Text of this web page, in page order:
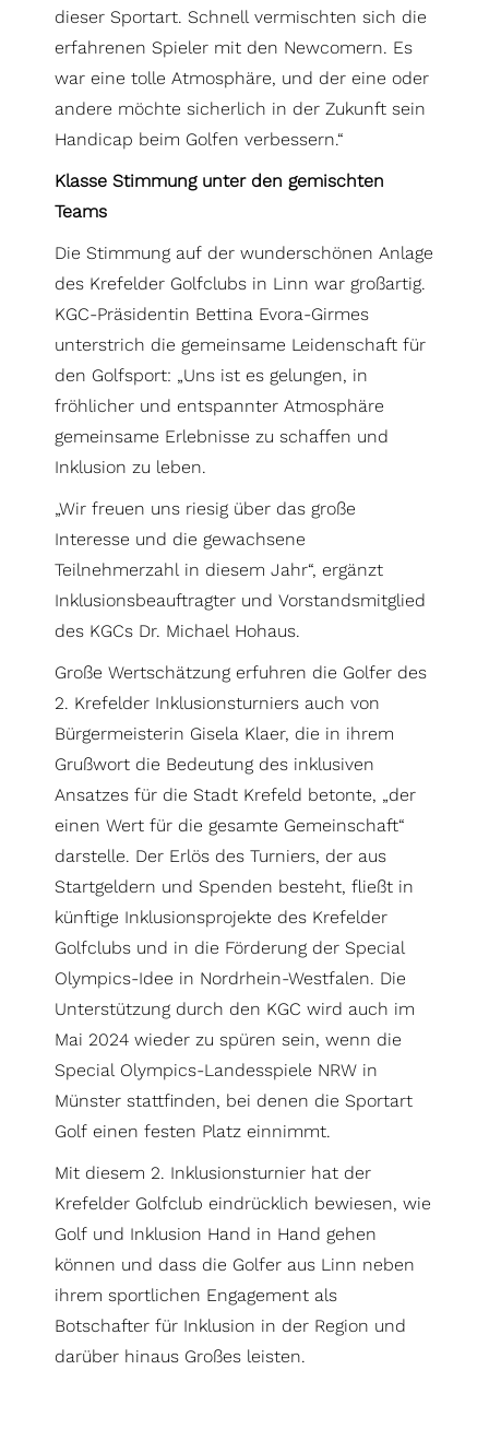
dieser Sportart. Schnell vermischten sich die
erfahrenen Spieler mit den Newcomern. Es
war eine tolle Atmosphäre, und der eine oder
andere möchte sicherlich in der Zukunft sein
Handicap beim Golfen verbessern.“
Klasse Stimmung unter den gemischten
Teams
Die Stimmung auf der wunderschönen Anlage
des Krefelder Golfclubs in Linn war großartig.
KGC-Präsidentin Bettina Evora-Girmes
unterstrich die gemeinsame Leidenschaft für
den Golfsport: „Uns ist es gelungen, in
fröhlicher und entspannter Atmosphäre
gemeinsame Erlebnisse zu schaffen und
Inklusion zu leben.
„Wir freuen uns riesig über das große
Interesse und die gewachsene
Teilnehmerzahl in diesem Jahr“, ergänzt
Inklusionsbeauftragter und Vorstandsmitglied
des KGCs Dr. Michael Hohaus.
Große Wertschätzung erfuhren die Golfer des
2. Krefelder Inklusionsturniers auch von
Bürgermeisterin Gisela Klaer, die in ihrem
Grußwort die Bedeutung des inklusiven
Ansatzes für die Stadt Krefeld betonte, „der
einen Wert für die gesamte Gemeinschaft“
darstelle. Der Erlös des Turniers, der aus
Startgeldern und Spenden besteht, fließt in
künftige Inklusionsprojekte des Krefelder
Golfclubs und in die Förderung der Special
Olympics-Idee in Nordrhein-Westfalen. Die
Unterstützung durch den KGC wird auch im
Mai 2024 wieder zu spüren sein, wenn die
Special Olympics-Landesspiele NRW in
Münster stattfinden, bei denen die Sportart
Golf einen festen Platz einnimmt.
Mit diesem 2. Inklusionsturnier hat der
Krefelder Golfclub eindrücklich bewiesen, wie
Golf und Inklusion Hand in Hand gehen
können und dass die Golfer aus Linn neben
ihrem sportlichen Engagement als
Botschafter für Inklusion in der Region und
darüber hinaus Großes leisten.